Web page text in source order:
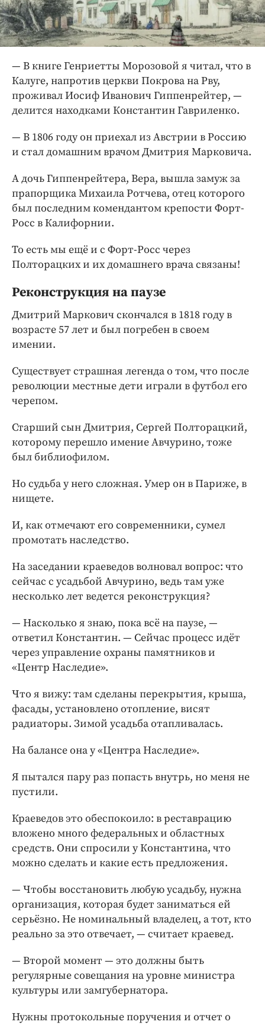
— В книге Генриетты Морозовой я читал, что в
Калуге, напротив церкви Покрова на Рву,
проживал Иосиф Иванович Гиппенрейтер, —
делится находками Константин Гавриленко.
— В 1806 году он приехал из Австрии в Россию
и стал домашним врачом Дмитрия Марковича.
А дочь Гиппенрейтера, Вера, вышла замуж за
прапорщика Михаила Ротчева, отец которого
был последним комендантом крепости Форт-
Росс в Калифорнии.
То есть мы ещё и с Форт-Росс через
Полторацких и их домашнего врача связаны!
Реконструкция на паузе
Дмитрий Маркович скончался в 1818 году в
возрасте 57 лет и был погребен в своем
имении.
Существует страшная легенда о том, что после
революции местные дети играли в футбол его
черепом.
Старший сын Дмитрия, Сергей Полторацкий,
которому перешло имение Авчурино, тоже
был библиофилом.
Но судьба у него сложная. Умер он в Париже, в
нищете.
И, как отмечают его современники, сумел
промотать наследство.
На заседании краеведов волновал вопрос: что
сейчас с усадьбой Авчурино, ведь там уже
несколько лет ведется реконструкция?
— Насколько я знаю, пока всё на паузе, —
ответил Константин. — Сейчас процесс идёт
через управление охраны памятников и
«Центр Наследие».
Что я вижу: там сделаны перекрытия, крыша,
фасады, установлено отопление, висят
радиаторы. Зимой усадьба отапливалась.
На балансе она у «Центра Наследие».
Я пытался пару раз попасть внутрь, но меня не
пустили.
Краеведов это обеспокоило: в реставрацию
вложено много федеральных и областных
средств. Они спросили у Константина, что
можно сделать и какие есть предложения.
— Чтобы восстановить любую усадьбу, нужна
организация, которая будет заниматься ей
серьёзно. Не номинальный владелец, а тот, кто
реально за это отвечает, — считает краевед.
— Второй момент — это должны быть
регулярные совещания на уровне министра
культуры или замгубернатора.
Нужны протокольные поручения и отчет о